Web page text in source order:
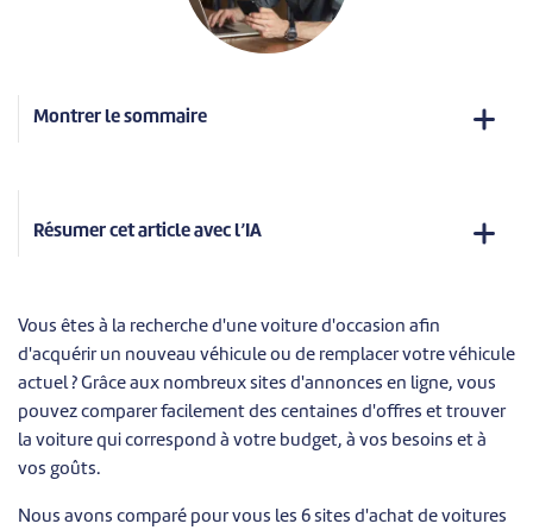
Montrer le sommaire
Résumer cet article avec l’IA
Vous êtes à la recherche d'une voiture d'occasion afin
d'acquérir un nouveau véhicule ou de remplacer votre véhicule
actuel ? Grâce aux nombreux sites d'annonces en ligne, vous
pouvez comparer facilement des centaines d'offres et trouver
la voiture qui correspond à votre budget, à vos besoins et à
vos goûts.
Nous avons comparé pour vous les 6 sites d'achat de voitures